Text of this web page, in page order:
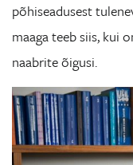
põhiseadusest
maaga teeb siis, kui
naabrite õigusi.